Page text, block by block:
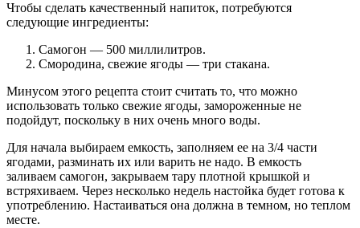
Чтобы сделать качественный напиток, потребуются
следующие ингредиенты:
Самогон — 500 миллилитров.
Смородина, свежие ягоды — три стакана.
Минусом этого рецепта стоит считать то, что можно
использовать только свежие ягоды, замороженные не
подойдут, поскольку в них очень много воды.
Для начала выбираем емкость, заполняем ее на 3/4 части
ягодами, разминать их или варить не надо. В емкость
заливаем самогон, закрываем тару плотной крышкой и
встряхиваем. Через несколько недель настойка будет готова к
употреблению. Настаиваться она должна в темном, но теплом
месте.